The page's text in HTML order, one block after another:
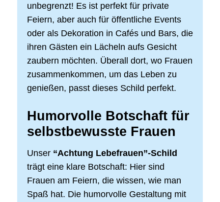
unbegrenzt! Es ist perfekt für private
Feiern, aber auch für öffentliche Events
oder als Dekoration in Cafés und Bars, die
ihren Gästen ein Lächeln aufs Gesicht
zaubern möchten. Überall dort, wo Frauen
zusammenkommen, um das Leben zu
genießen, passt dieses Schild perfekt.
Humorvolle Botschaft für
selbstbewusste Frauen
Unser “Achtung Lebefrauen”-Schild
trägt eine klare Botschaft: Hier sind
Frauen am Feiern, die wissen, wie man
Spaß hat. Die humorvolle Gestaltung mit